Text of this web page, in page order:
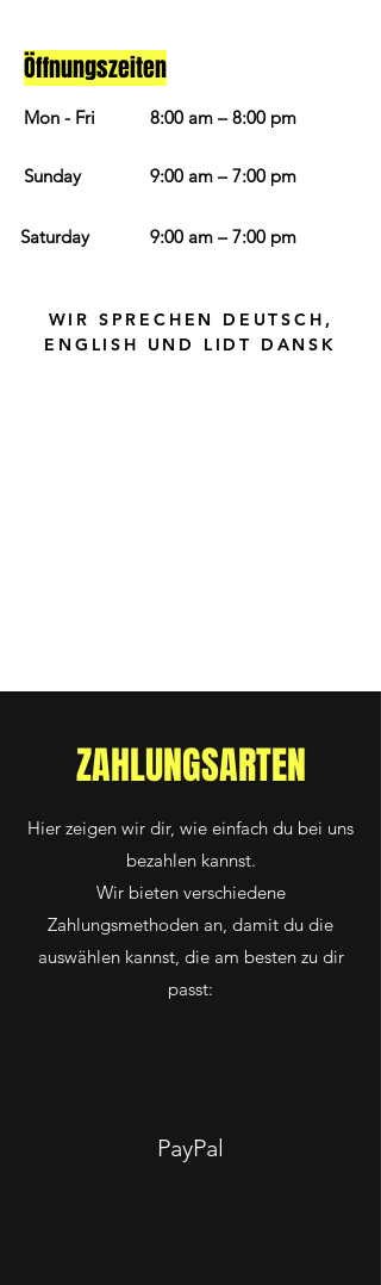
Öffnungszeiten
Mon - Fri
​Sunday
Saturday
8:00 am – 8:00 pm
9:00 am – 7:00 pm
9:00 am – 7:00 pm
WIR SPRECHEN DEUTSCH,
ENGLISH UND LIDT DANSK
ZAHLUNGSARTEN
Hier zeigen wir dir, wie einfach du bei uns
bezahlen kannst.
Wir bieten verschiedene
Zahlungsmethoden an, damit du die
auswählen kannst, die am besten zu dir
passt:
PayPal